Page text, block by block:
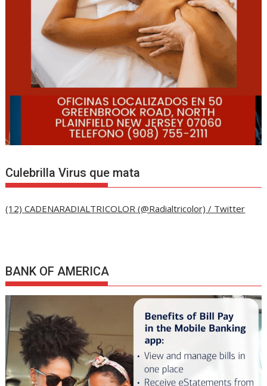
Culebrilla Virus que mata
(12) CADENARADIALTRICOLOR (@Radialtricolor) / Twitter
BANK OF AMERICA